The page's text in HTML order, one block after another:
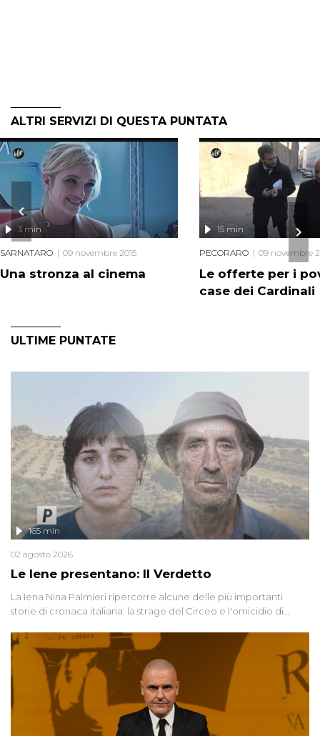
ALTRI SERVIZI DI QUESTA PUNTATA
Una stronza al cinema
3 min
SARNATARO 09 novembre 2015
Le offerte per i
case dei Cardinali
15 min
PECORARO 09 novembre
ULTIME PUNTATE
Le Iene presentano: Il Verdetto
165 min
02 agosto 2026
La Iena Nina Palmieri ripercorre alcune delle più importanti
storie di cronaca italiana: la strage del Circeo e l'omicidio di